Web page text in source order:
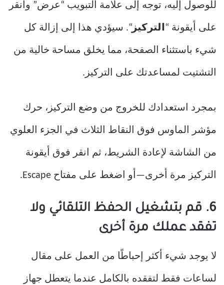
للوصول إليه، توجه إلى علامة التبويب “عرض” وانقر
على أيقونة “التركيز“. سيؤدي هذا إلى إزالة كل
شيء باستثناء الصفحة، مما يخلق مساحة خالية من
التشتيت لمساعدتك على التركيز.
بمجرد استعدادك للخروج من وضع التركيز، حرك
مؤشر الماوس فوق النقاط الثلاث في الجزء العلوي
من الشاشة لإعادة الشريط، ثم انقر فوق أيقونة
التركيز مرة أخرى—أو اضغط على مفتاح Escape.
6. قم بتشغيل الحفظ التلقائي ولا
تفقد عملك مرة أخرى
لا يوجد شيء أكثر إحباطًا من العمل على مقال
لساعات فقط لتفقده بالكامل عندما يتعطل جهاز